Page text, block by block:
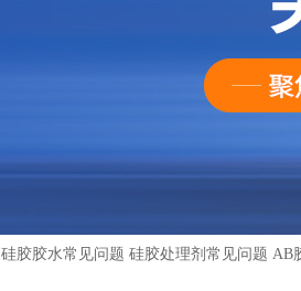
硅胶胶水常见问题 硅胶处理剂常见问题 AB